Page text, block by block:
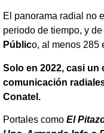
El panorama radial no
periodo de tiempo, y
Público, al menos 285
Solo en 2022, casi un
comunicación
Conatel.
Portales como El